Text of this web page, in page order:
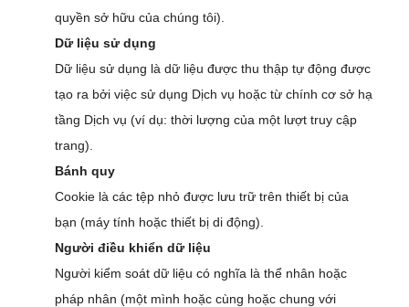
quyền sở hữu của chúng tôi).
Dữ liệu sử dụng
Dữ liệu sử dụng là dữ liệu được thu thập tự động được
tạo ra bởi việc sử dụng Dịch vụ hoặc từ chính cơ sở hạ
tầng Dịch vụ (ví dụ: thời lượng của một lượt truy cập
trang).
Bánh quy
Cookie là các tệp nhỏ được lưu trữ trên thiết bị của
bạn (máy tính hoặc thiết bị di động).
Người điều khiển dữ liệu
Người kiểm soát dữ liệu có nghĩa là thể nhân hoặc
pháp nhân (một mình hoặc cùng hoặc chung với